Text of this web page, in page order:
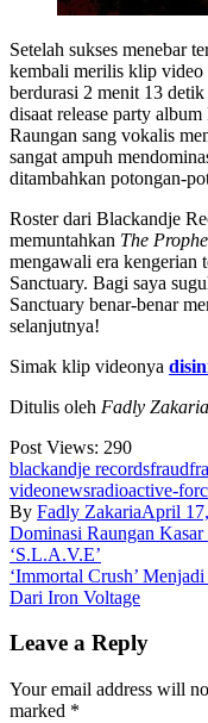
Setelah sukses menebar
kembali merilis klip video
berdurasi 2 menit 13
disaat release party
Raungan sang vokalis
sangat ampuh
ditambahkan potongan-
Roster dari Blackandje
memuntahkan The
mengawali era kengerian
Sanctuary. Bagi saya
Sanctuary benar-benar
selanjutnya!
Simak klip videonya
Ditulis oleh Fadly
Post Views: 290
blackandje recordsfraud
videonewsradioactive-
By Fadly ZakariaApril
Post
navigation
Dominasi Raungan
‘S.L.A.V.E’
‘Immortal Crush’
Dari Iron Voltage
Leave a Reply
Your email address will
marked *